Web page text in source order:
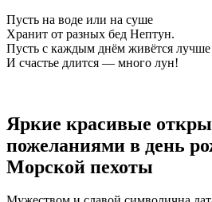
Пусть на воде или на суше
Хранит от разных бед Нептун.
Пусть с каждым днём живётся лучше
И счастье длится — много лун!
Яркие красивые
пожеланиями в день
Морской пехоты